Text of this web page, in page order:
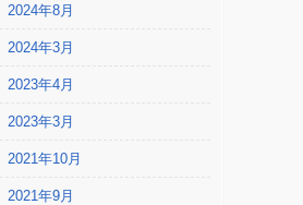
2024年8月
2024年3月
2023年4月
2023年3月
2021年10月
2021年9月